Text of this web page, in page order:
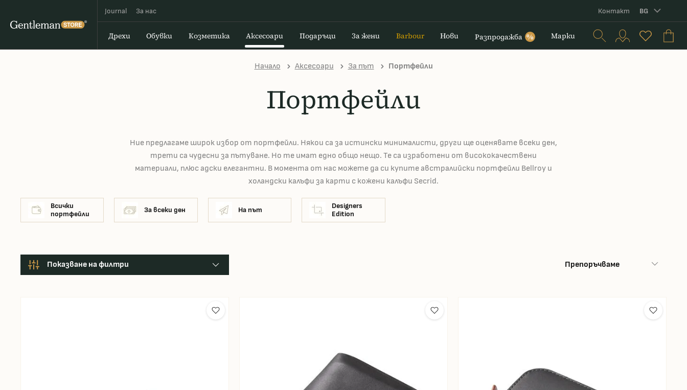
Journal За наc Контакт BG
Дрехи Обувки Козметика Аксесоари Подаръци За жени Barbour Нови Разпродажба % Марки
Начало Аксесоари За път Портфейли
Портфейли
Ние предлагаме широк избор от портфейли. Някои са за истински минималисти, други ще оценявате всеки ден,
трети са чудесни за пътуване. Но те имат едно общо нещо. Те са изработени от висококачествени
материали, плюс адски елегантни. В момента от нас можете да си купите австралийски портфейли Bellroy и
холандски калъфи за карти с кожени калъфи Secrid.
Всички
портфейли
За всеки ден На път
Designers
Edition
Показване на филтри Препоръчваме